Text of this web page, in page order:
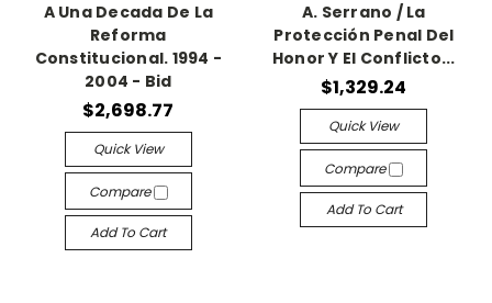
A Una Decada De La
Reforma
Constitucional. 1994 -
2004 - Bid
$2,698.77
Quick View
Compare
Add To Cart
A. Serrano / La
Protección Penal Del
Honor Y El Conflicto...
$1,329.24
Quick View
Compare
Add To Cart